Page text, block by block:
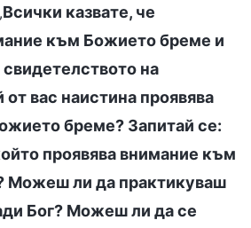
Всички казвате, че
към Божието бреме и
на
от вас наистина проявява
бреме? Запитай се:
проявява внимание към
Можеш ли да практикуваш
Бог? Можеш ли да се